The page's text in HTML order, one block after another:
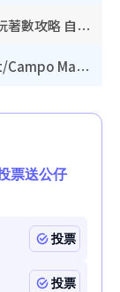
【8月生日優惠2026】全港85大食買玩著數攻略 自助餐/火鍋放題同行免費＋誠品/DONKI送現金券
開倉優惠｜銅鑼灣時代廣場Doughnut/Campo Marzio開倉低至1折！背囊、書包、手袋劈價$200起